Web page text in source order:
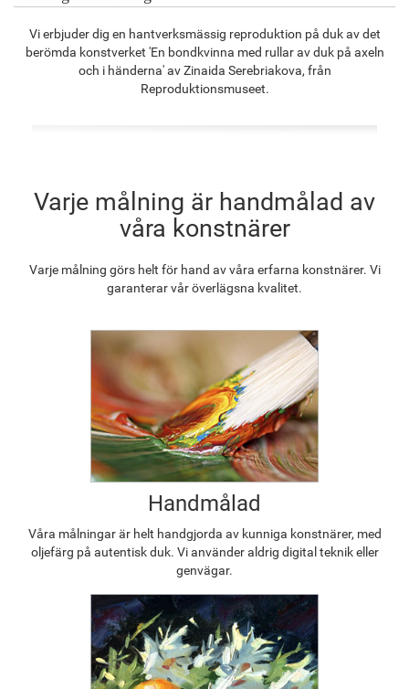
1 320.20kr 1 025.32kr 1 478.30kr 1 330.75kr
Vi erbjuder dig en hantverksmässig reproduktion på duk av det
berömda konstverket 'En bondkvinna med rullar av duk på axeln
och i händerna' av Zinaida Serebriakova, från
Reproduktionsmuseet.
Varje målning är handmålad av
våra konstnärer
Varje målning görs helt för hand av våra erfarna konstnärer. Vi
garanterar vår överlägsna kvalitet.
Handmålad
Våra målningar är helt handgjorda av kunniga konstnärer, med
oljefärg på autentisk duk. Vi använder aldrig digital teknik eller
genvägar.